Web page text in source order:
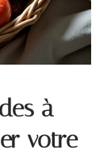
à
votre